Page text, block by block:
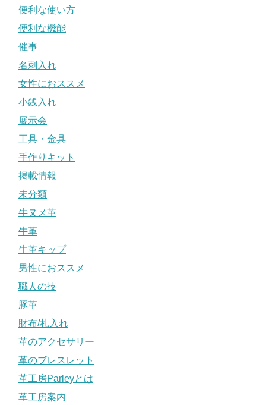
便利な使い方
便利な機能
催事
名刺入れ
女性におススメ
小銭入れ
展示会
工具・金具
手作りキット
掲載情報
未分類
牛ヌメ革
牛革
牛革キップ
男性におススメ
職人の技
豚革
財布/札入れ
革のアクセサリー
革のブレスレット
革工房Parleyとは
革工房案内